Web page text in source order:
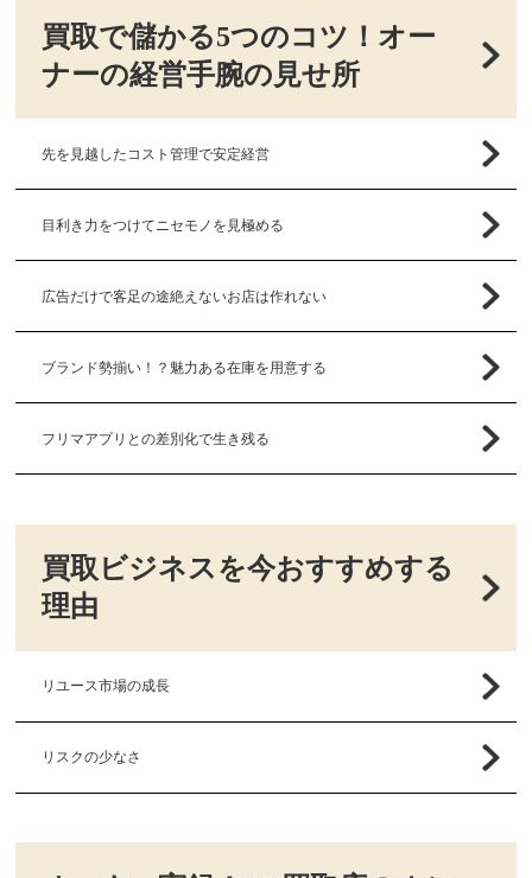
買取で儲かる5つのコツ！オー
ナーの経営手腕の見せ所
先を見越したコスト管理で安定経営
目利き力をつけてニセモノを見極める
広告だけで客足の途絶えないお店は作れない
ブランド勢揃い！？魅力ある在庫を用意する
フリマアプリとの差別化で生き残る
買取ビジネスを今おすすめする
理由
リユース市場の成長
リスクの少なさ